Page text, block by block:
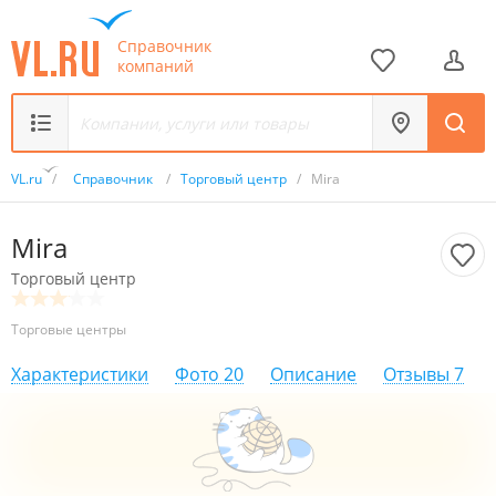
Справочник
компаний
VL.ru / Справочник / Торговый центр / Mira
Mira
Торговый центр
Торговые центры
Характеристики Фото 20 Описание Отзывы 7